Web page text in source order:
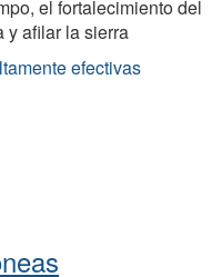
el fortalecimiento del
y afilar la sierra
efectivas